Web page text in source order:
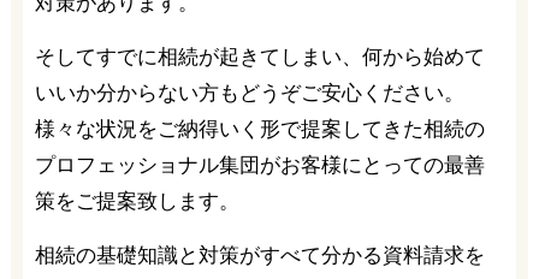
そしてすでに相続が起きてしまい、何から始めて
いいか分からない方もどうぞご安心ください。
様々な状況をご納得いく形で提案してきた相続の
プロフェッショナル集団がお客様にとっての最善
策をご提案致します。
相続の基礎知識と対策がすべて分かる資料請求を